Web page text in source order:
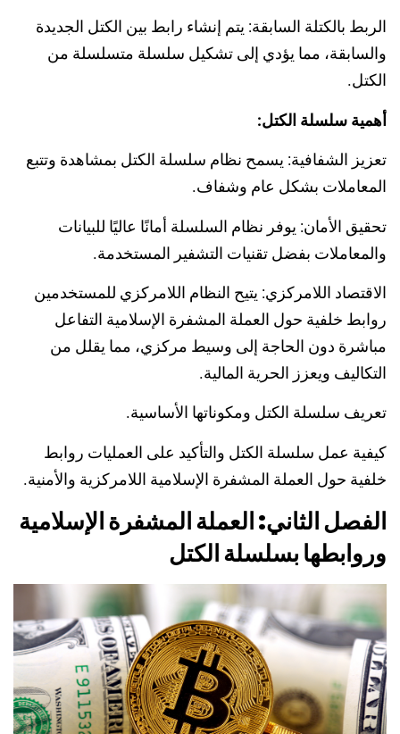
الربط بالكتلة السابقة: يتم إنشاء رابط بين الكتل الجديدة
والسابقة، مما يؤدي إلى تشكيل سلسلة متسلسلة من
الكتل.
أهمية سلسلة الكتل:
تعزيز الشفافية: يسمح نظام سلسلة الكتل بمشاهدة وتتبع
المعاملات بشكل عام وشفاف.
تحقيق الأمان: يوفر نظام السلسلة أمانًا عاليًا للبيانات
والمعاملات بفضل تقنيات التشفير المستخدمة.
الاقتصاد اللامركزي: يتيح النظام اللامركزي للمستخدمين
روابط خلفية حول العملة المشفرة الإسلامية التفاعل
مباشرة دون الحاجة إلى وسيط مركزي، مما يقلل من
التكاليف ويعزز الحرية المالية.
تعريف سلسلة الكتل ومكوناتها الأساسية.
كيفية عمل سلسلة الكتل والتأكيد على العمليات روابط
خلفية حول العملة المشفرة الإسلامية اللامركزية والأمنية.
الفصل الثاني: العملة المشفرة الإسلامية
وروابطها بسلسلة الكتل